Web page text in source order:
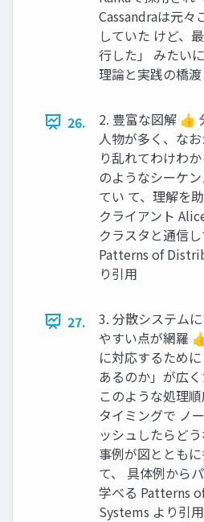
Cassandraは元々
していた けど、
行した」 みたい
理論と実践の橋渡
26.
2. 豊富な図解 👍
人物が多く、な
り乱れてわけわ
のようなシーケ
てい て、理解を
クライアント
クラスタと通信
Patterns of
り引用
27.
3. 分散システム
やすい点が網羅
に対応するため
あるのか」が広
このような処理
タイミングで ノ
ッシュしたらど
事例が図ととも
て、 具体例から
学べる Patterns
Systems より引用